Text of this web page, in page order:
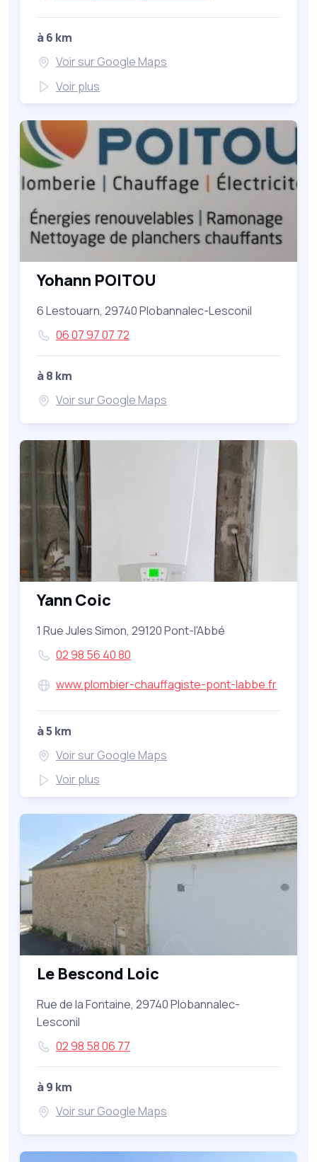
à 6 km
Voir sur Google Maps
Voir plus
Yohann POITOU
6 Lestouarn, 29740 Plobannalec-Lesconil
06 07 97 07 72
à 8 km
Voir sur Google Maps
Yann Coic
1 Rue Jules Simon, 29120 Pont-l'Abbé
02 98 56 40 80
www.plombier-chauffagiste-pont-labbe.fr
à 5 km
Voir sur Google Maps
Voir plus
Le Bescond Loic
Rue de la Fontaine, 29740 Plobannalec-
Lesconil
02 98 58 06 77
à 9 km
Voir sur Google Maps